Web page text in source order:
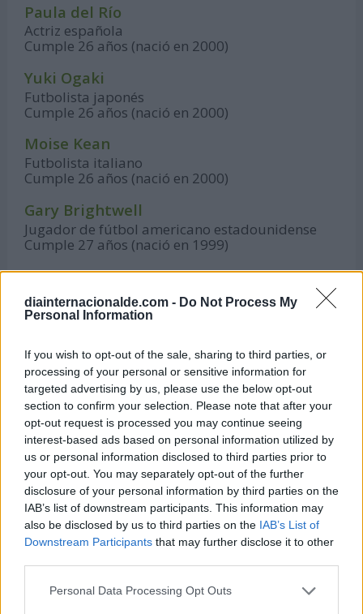
diainternacionalde.com - Do Not Process My
Personal Information
If you wish to opt-out of the sale, sharing to third parties, or
processing of your personal or sensitive information for
targeted advertising by us, please use the below opt-out
section to confirm your selection. Please note that after your
opt-out request is processed you may continue seeing
interest-based ads based on personal information utilized by
us or personal information disclosed to third parties prior to
your opt-out. You may separately opt-out of the further
disclosure of your personal information by third parties on the
IAB’s list of downstream participants. This information may
also be disclosed by us to third parties on the IAB’s List of
Downstream Participants that may further disclose it to other
Personal Data Processing Opt Outs
Paula del Río
Actriz española
Cumple 26 años (nació en 2000)
Yuki Ogaki
Futbolista japonés
Cumple 26 años (nació en 2000)
Moise Kean
Futbolista italiano
Cumple 26 años (nació en 2000)
Gary Brightwell
Jugador de fútbol americano estadounidense
Cumple 27 años (nació en 1999)
Yazmin Jauregui
Peleadora de artes marciales mixtas mexicana
Cumple 27 años (nació en 1999)
Actor estadounidense
Cumple 27 años (nació en 1999)
Aaron Cole
Rapero estadounidense
Cumple 27 años (nació en 1999)
Nedim Bajrami
Futbolista suizo-albanés
Cumple 27 años (nació en 1999)
Sebastian Adamczyk